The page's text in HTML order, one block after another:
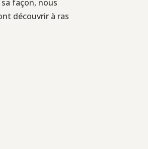
façon, nous
découvrir à ras